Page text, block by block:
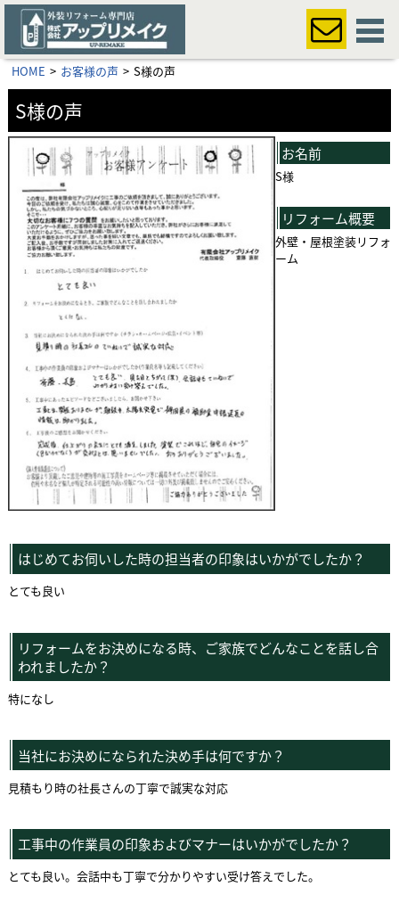
HOME お客様の声 S様の声
S様の声
お名前
S様
リフォーム概要
外壁・屋根塗装リフォ
ーム
はじめてお伺いした時の担当者の印象はいかがでしたか？
とても良い
リフォームをお決めになる時、ご家族でどんなことを話し合
われましたか？
特になし
当社にお決めになられた決め手は何ですか？
見積もり時の社長さんの丁寧で誠実な対応
工事中の作業員の印象およびマナーはいかがでしたか？
とても良い。会話中も丁寧で分かりやすい受け答えでした。